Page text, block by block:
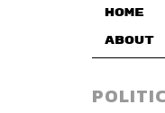
HOME
ABOUT